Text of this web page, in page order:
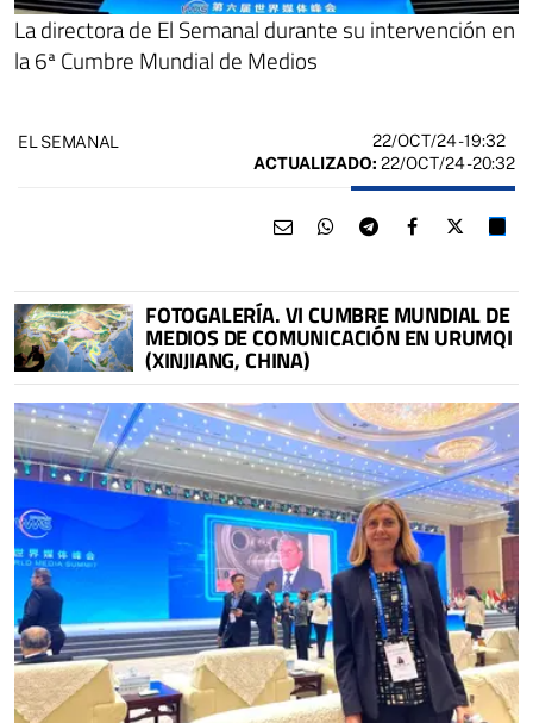
La directora de El Semanal durante su intervención en
la 6ª Cumbre Mundial de Medios
EL SEMANAL 22/OCT/24- 19:32
ACTUALIZADO: 22/OCT/24 - 20:32
FOTOGALERÍA. VI CUMBRE MUNDIAL DE
MEDIOS DE COMUNICACIÓN EN URUMQI
(XINJIANG, CHINA)